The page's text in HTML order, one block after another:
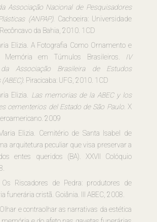
Associação Nacional de Pesquisadores
(ANPAP). Cachoeira: Universidade
da Bahia, 2010. 1CD
Elizia. A Fotografia Como Ornamento e
Memória em Túmulos Brasileiros.
IV
Associação Brasileira de Estudos
. Piracicaba: UFG, 2010. 1CD
Elizia. Las memorias de la ABEC y los
cementerios del Estado de São Paulo. X
2009
Elizia. Cemitério de Santa Isabel de
arquitetura peculiar que visa preservar a
entes queridos (BA). XXVII Colóquio
Os Riscadores de Pedra: produtores de
funerária cristã. Goiânia. III ABEC, 2008.
Olhar e contraolhar as narrativas da estética